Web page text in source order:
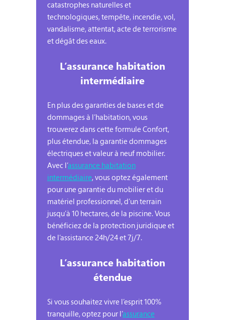
catastrophes naturelles et
technologiques, tempête, incendie, vol,
vandalisme, attentat, acte de terrorisme
et dégât des eaux.
L’assurance habitation
intermédiaire
En plus des garanties de bases et de
dommages à l’habitation, vous
trouverez dans cette formule Confort,
plus étendue, la garantie dommages
électriques et valeur à neuf mobilier.
Avec l’assurance habitation
intermédiaire, vous optez également
pour une garantie du mobilier et du
matériel professionnel, d’un terrain
jusqu’à 10 hectares, de la piscine. Vous
bénéficiez de la protection juridique et
de l’assistance 24h/24 et 7j/7.
L’assurance habitation
étendue
Si vous souhaitez vivre l’esprit 100%
tranquille, optez pour l’assurance